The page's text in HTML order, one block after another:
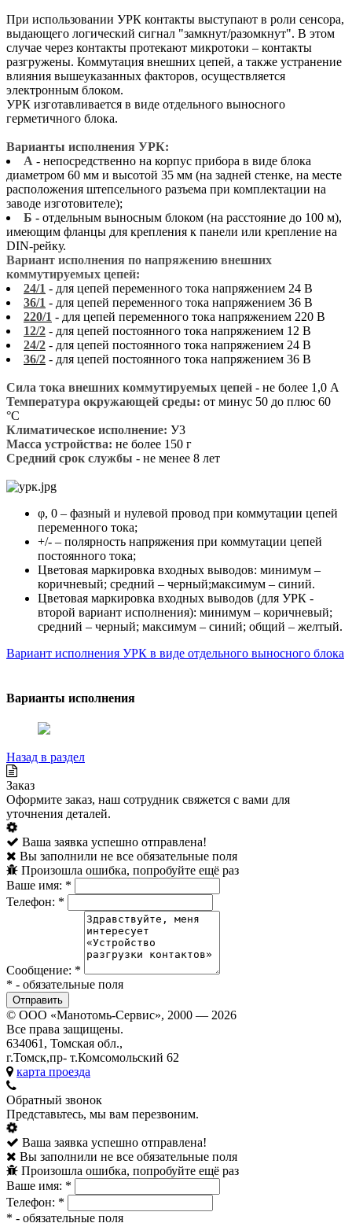
При использовании УРК контакты выступают в роли сенсора,
выдающего логический сигнал "замкнут/разомкнут". В этом
случае через контакты протекают микротоки – контакты
разгружены. Коммутация внешних цепей, а также устранение
влияния вышеуказанных факторов, осуществляется
электронным блоком.
УРК изготавливается в виде отдельного выносного
герметичного блока.
Варианты исполнения УРК:
А - непосредственно на корпус прибора в виде блока
диаметром 60 мм и высотой 35 мм (на задней стенке, на месте
расположения штепсельного разъема при комплектации на
заводе изготовителе);
Б - отдельным выносным блоком (на расстояние до 100 м),
имеющим фланцы для крепления к панели или крепление на
DIN-рейку.
Вариант исполнения по напряжению внешних
коммутируемых цепей:
24/1 - для цепей переменного тока напряжением 24 В
36/1 - для цепей переменного тока напряжением 36 В
220/1 - для цепей переменного тока напряжением 220 В
12/2 - для цепей постоянного тока напряжением 12 В
24/2 - для цепей постоянного тока напряжением 24 В
36/2 - для цепей постоянного тока напряжением 36 В
Сила тока внешних коммутируемых цепей - не более 1,0 А
Температура окружающей среды: от минус 50 до плюс 60
°С
Климатическое исполнение: У3
Масса устройства: не более 150 г
Средний срок службы - не менее 8 лет
φ, 0 – фазный и нулевой провод при коммутации цепей
переменного тока;
+/- – полярность напряжения при коммутации цепей
постоянного тока;
Цветовая маркировка входных выводов: минимум –
коричневый; средний – черный;максимум – синий.
Цветовая маркировка входных выводов (для УРК -
второй вариант исполнения): минимум – коричневый;
средний – черный; максимум – синий; общий – желтый.
Вариант исполнения УРК в виде отдельного выносного блока
Варианты исполнения
Назад в раздел
Заказ
Оформите заказ, наш сотрудник свяжется с вами для
уточнения деталей.
Ваша заявка успешно отправлена!
Вы заполнили не все обязательные поля
Произошла ошибка, попробуйте ещё раз
Ваше имя: *
Телефон: *
Сообщение: *
* - обязательные поля
© ООО «Манотомь-Cервис», 2000 — 2026
Все права защищены.
634061, Томская обл.,
г.Томск,пр- т.Комсомольский 62
карта проезда
Обратный звонок
Представьтесь, мы вам перезвоним.
Ваша заявка успешно отправлена!
Вы заполнили не все обязательные поля
Произошла ошибка, попробуйте ещё раз
Ваше имя: *
Телефон: *
* - обязательные поля